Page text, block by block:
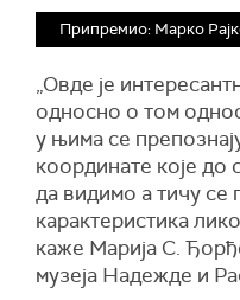
Припремио: Марко
„Овде је
односно о том
у њима се
координате које до
да видимо а тичу се
карактеристика
каже Марија С.
музеја Надежде и